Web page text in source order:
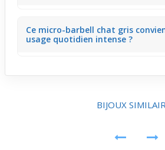
pour un style naturel lors de sorties.
sans en faire trop, convenant à un
Ce micro-barbell chat gris
usage quotidien intense ?
pour un port régulier. Sa taille fine
BIJOUX